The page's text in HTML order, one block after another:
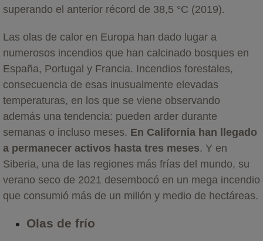
superando el anterior récord de 38,5 °C (2019).
Las olas de calor en Europa han dado lugar a
numerosos incendios que han calcinado bosques en
España, Portugal y Francia. Incendios forestales,
consecuencia de esas inusualmente elevadas
temperaturas, en los que se viene observando
además una tendencia: pueden arder durante
semanas o incluso meses. En California han llegado
a permanecer activos hasta tres meses. Y en
Siberia, una de las regiones más frías del mundo, su
verano seco de 2021 desembocó en un mega incendio
que consumió más de un millón y medio de hectáreas.
Olas de frío